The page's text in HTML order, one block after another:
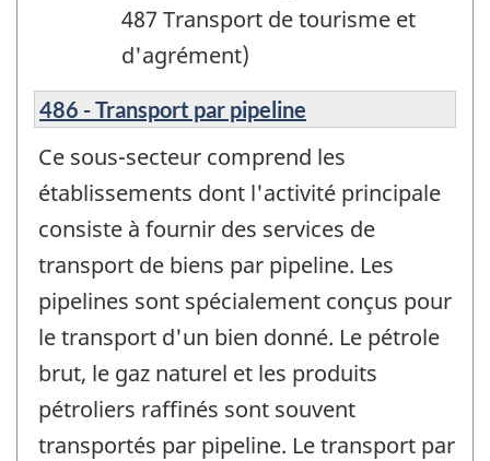
487 Transport de tourisme et
d'agrément)
486 - Transport par pipeline
Ce sous-secteur comprend les
établissements dont l'activité principale
consiste à fournir des services de
transport de biens par pipeline. Les
pipelines sont spécialement conçus pour
le transport d'un bien donné. Le pétrole
brut, le gaz naturel et les produits
pétroliers raffinés sont souvent
transportés par pipeline. Le transport par